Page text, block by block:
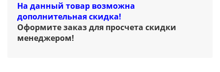
На данный товар возможна
дополнительная скидка!
Оформите заказ для просчета скидки
менеджером!